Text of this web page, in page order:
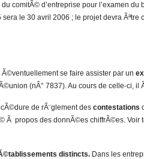
comitÃ© d’entreprise pour l’examen du
le 30 avril 2006 ; le projet devra
se faire assister par un
(nÂ° 7837). Au cours de celle-ci,
de rÃ¨glement des contestations
Ã propos des donnÃ©es chiffrÃ©es. Voir
distincts. Dans les